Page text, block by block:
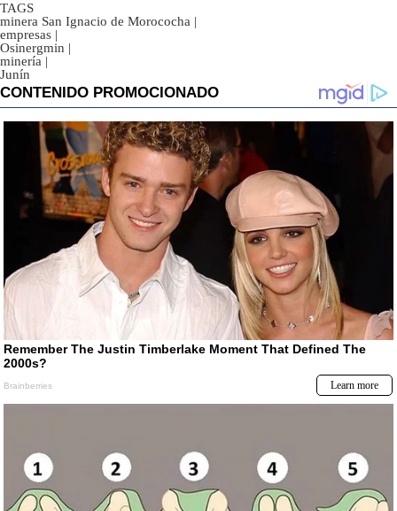
TAGS
minera San Ignacio de Morococha |
empresas |
Osinergmin |
minería |
Junín